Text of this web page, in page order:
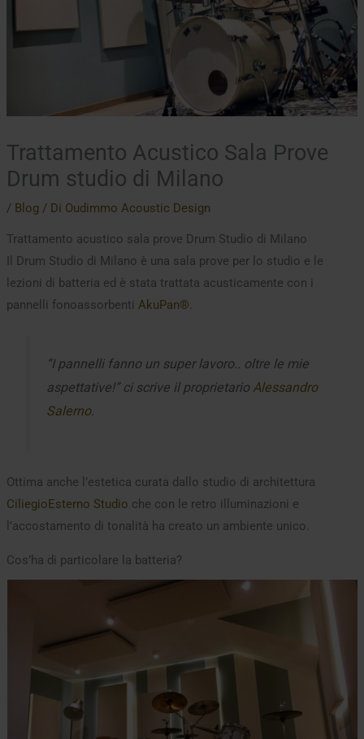
Trattamento Acustico Sala Prove
Drum studio di Milano
/ Blog / Di Oudimmo Acoustic Design
Trattamento acustico sala prove Drum Studio di Milano
Il Drum Studio di Milano è una sala prove per lo studio e le
lezioni di batteria ed è stata trattata acusticamente con i
pannelli fonoassorbenti AkuPan®.
“I pannelli fanno un super lavoro.. oltre le mie
aspettative!” ci scrive il proprietarioAlessandro
Salerno.
Ottima anche l’estetica curata dallo studio di architettura
CiliegioEsterno Studio che con le retro illuminazioni e
l’accostamento di tonalità ha creato un ambiente unico.
Cos’ha di particolare la batteria?